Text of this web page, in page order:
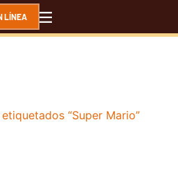
LÍNEA
“Super Mario”